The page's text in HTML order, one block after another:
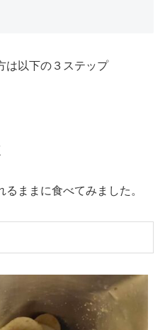
は以下の３ステップ
ままに食べてみました。